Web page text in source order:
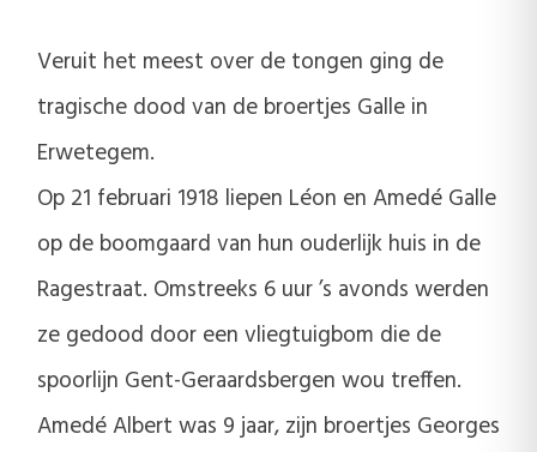
Veruit het meest over de tongen ging de
tragische dood van de broertjes Galle in
Erwetegem.
Op 21 februari 1918 liepen Léon en Amedé Galle
op de boomgaard van hun ouderlijk huis in de
Ragestraat. Omstreeks 6 uur ’s avonds werden
ze gedood door een vliegtuigbom die de
spoorlijn Gent-Geraardsbergen wou treffen.
Amedé Albert was 9 jaar, zijn broertjes Georges